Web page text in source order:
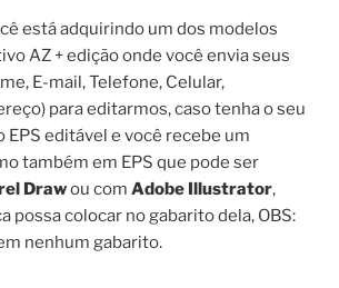
está adquirindo um dos modelos
AZ + edição onde você envia seus
E-mail, Telefone, Celular,
para editarmos, caso tenha o seu
editável e você recebe um
também em EPS que pode ser
Drawou com Adobe Illustrator,
possa colocar no gabarito dela, OBS:
nenhum gabarito.